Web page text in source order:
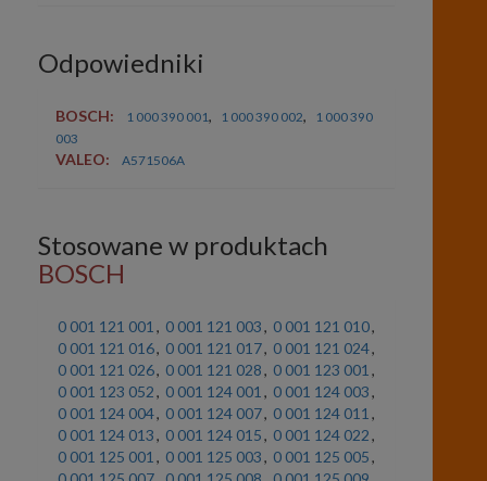
Odpowiedniki
BOSCH: 1 000 390 001, 1 000 390 002,
1 000 390
003
VALEO: A571506A
Stosowane w produktach
BOSCH
0 001 121 001 , 0 001 121 003, 0 001 121 010,
0 001 121 016, 0 001 121 017, 0 001 121 024,
0 001 121 026, 0 001 121 028, 0 001 123 001 ,
0 001 123 052, 0 001 124 001 , 0 001 124 003,
0 001 124 004, 0 001 124 007, 0 001 124 011 ,
0 001 124 013, 0 001 124 015, 0 001 124 022,
0 001 125 001 , 0 001 125 003, 0 001 125 005,